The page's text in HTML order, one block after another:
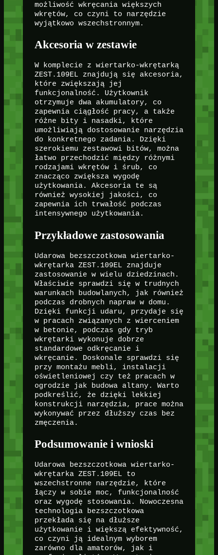
możliwość wkręcania większych
wkrętów, co czyni to narzędzie
wyjątkowo wszechstronnym.
Akcesoria w zestawie
W komplecie z wiertarko-wkrętarką
ZEST.109EL znajdują się akcesoria,
które zwiększają jej
funkcjonalność. Użytkownik
otrzymuje dwa akumulatory, co
zapewnia ciągłość pracy, a także
różne bity i nasadki, które
umożliwiają dostosowanie narzędzia
do konkretnego zadania. Dzięki
szerokiemu zestawowi bitów, można
łatwo przechodzić między różnymi
rodzajami wkrętów i śrub, co
znacząco zwiększa wygodę
użytkowania. Akcesoria te są
również wysokiej jakości, co
zapewnia ich trwałość podczas
intensywnego użytkowania.
Przykładowe zastosowania
Udarowa bezszczotkowa wiertarko-
wkrętarka ZEST.109EL znajduje
zastosowanie w wielu dziedzinach.
Właściwie sprawdzi się w trudnych
warunkach budowlanych, jak również
podczas drobnych napraw w domu.
Dzięki funkcji udaru, przydaje się
w pracach związanych z wierceniem
w betonie, podczas gdy tryb
wkrętarki wykonuje dobrze
standardowe odkręcanie i
wkręcanie. Doskonale sprawdzi się
przy montażu mebli, instalacji
oświetleniowej czy też pracach w
ogrodzie jak budowa altany. Warto
podkreślić, że dzięki lekkiej
konstrukcji narzędzia, prace można
wykonywać przez dłuższy czas bez
zmęczenia.
Podsumowanie i wnioski
Udarowa bezszczotkowa wiertarko-
wkrętarka ZEST.109EL to
wszechstronne narzędzie, które
łączy w sobie moc, funkcjonalność
oraz wygodę stosowania. Nowoczesna
technologia bezszczotkowa
przekłada się na dłuższe
użytkowanie i większą efektywność,
co czyni ją idealnym wyborem
zarówno dla amatorów, jak i